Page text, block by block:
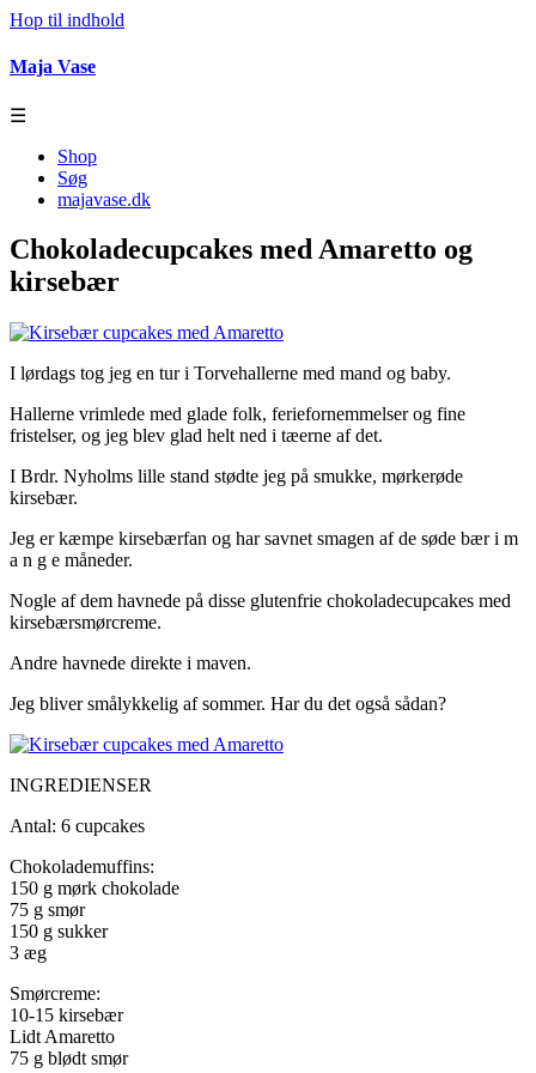
Hop til indhold
Maja Vase
☰
Shop
Søg
majavase.dk
Chokoladecupcakes med Amaretto og
kirsebær
I lørdags tog jeg en tur i Torvehallerne med mand og baby.
Hallerne vrimlede med glade folk, feriefornemmelser og fine
fristelser, og jeg blev glad helt ned i tæerne af det.
I Brdr. Nyholms lille stand stødte jeg på smukke, mørkerøde
kirsebær.
Jeg er kæmpe kirsebærfan og har savnet smagen af de søde bær i m
a n g e måneder.
Nogle af dem havnede på disse glutenfrie chokoladecupcakes med
kirsebærsmørcreme.
Andre havnede direkte i maven.
Jeg bliver smålykkelig af sommer. Har du det også sådan?
INGREDIENSER
Antal: 6 cupcakes
Chokolademuffins:
150 g mørk chokolade
75 g smør
150 g sukker
3 æg
Smørcreme:
10-15 kirsebær
Lidt Amaretto
75 g blødt smør